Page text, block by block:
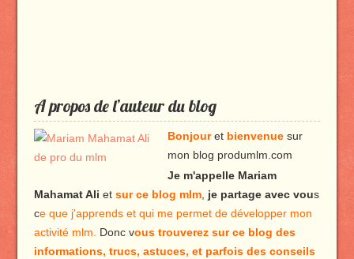
A propos de l’auteur du blog
Bonjouret bienvenuesur
mon blog produmlm.com
Je m'appelle Mariam
Mahamat Ali et sur ce blog mlm, je partage avec vous
ce que j'apprends et qui me permet de développer mon
activité mlm.
Donc vous trouverez sur ce blog des
informations, trucs, astuces, et parfois des conseils